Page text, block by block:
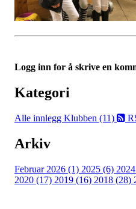
Logg inn for å skrive en
Kategori
Alle innlegg Klubben (11)
Arkiv
Februar 2026 (1) 2025 (6)
2020 (17) 2019 (16) 2018 (28)